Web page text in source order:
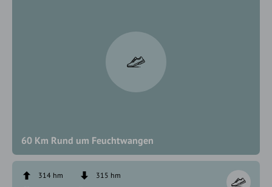
60 Km Rund um Feuchtwangen
314 hm
315 hm